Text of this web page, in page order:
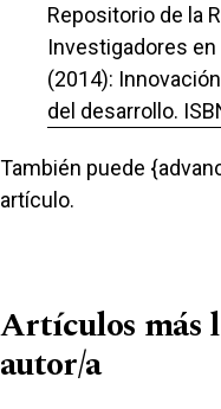
Repositorio de la
Investigadores en
(2014):
del desarrollo.
También puede
artículo.
Artículos más
autor/a